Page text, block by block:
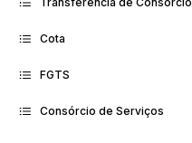
Cota
FGTS
Consórcio de Serviços